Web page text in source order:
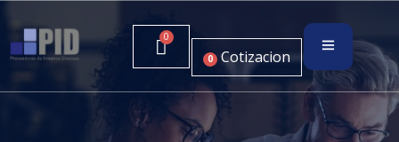
0 Cotizacion